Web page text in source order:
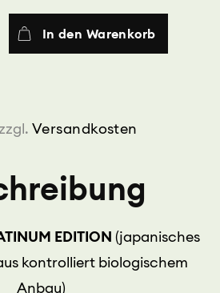
In den Warenkorb
Versandkosten
EDITION (japanisches
kontrolliert biologischem
Anbau)